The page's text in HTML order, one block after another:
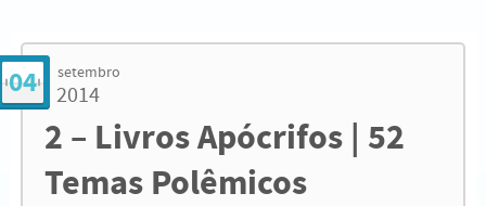
04 setembro
2014
2 – Livros Apócrifos | 52
Temas Polêmicos